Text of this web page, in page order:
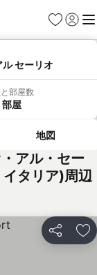
お気に入り
ログイ
メ
セーリオ
部屋数
部屋
地図
アル・セー
イタリア)周辺
シェア お